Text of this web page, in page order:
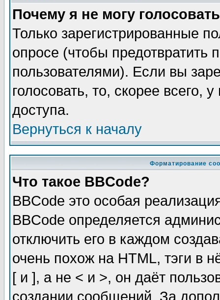
Почему я не могу
Только зарегистрированные
опросе (чтобы предотвратить
пользователями). Если вы
голосовать, то, скорее всего,
доступа.
Вернуться к началу
Форматирование
Что такое BBCode?
BBCode это особая
BBCode определяется
отключить его в каждом
очень похож на HTML, тэги в
[ и ], а не < и >, он даёт
создании сообщений. За